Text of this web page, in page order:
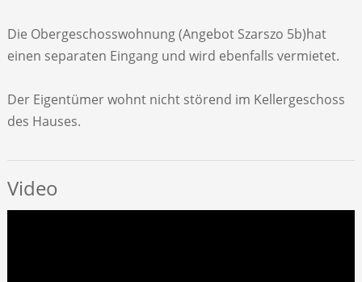
Die Obergeschosswohnung (Angebot Szarszo 5b)hat
einen separaten Eingang und wird ebenfalls vermietet.
Der Eigentümer wohnt nicht störend im Kellergeschoss
des Hauses.
Video